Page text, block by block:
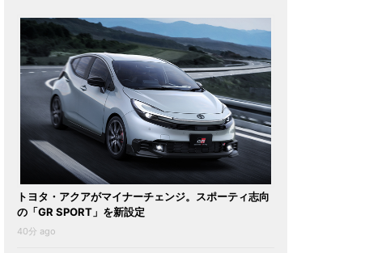
トヨタ・アクアがマイナーチェンジ。スポーティ志向
の「GR SPORT」を新設定
40分 ago